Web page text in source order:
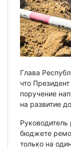
Глава
что
поручение
на развитие
Руководитель
бюджете
только на